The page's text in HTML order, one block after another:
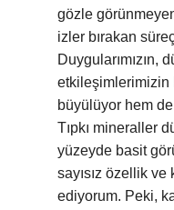
gözle
izler bırakan
Duygularımızın,
etkileşimlerimizin
büyülüyor hem
Tıpkı mineraller
yüzeyde basit
sayısız özellik ve
ediyorum. Peki,